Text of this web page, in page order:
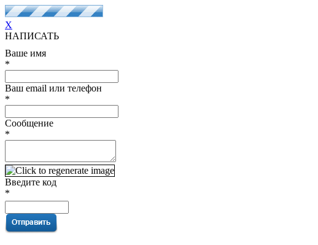
X
НАПИСАТЬ
Ваше имя
*
Ваш email или телефон
*
Сообщение
*
Введите код
*